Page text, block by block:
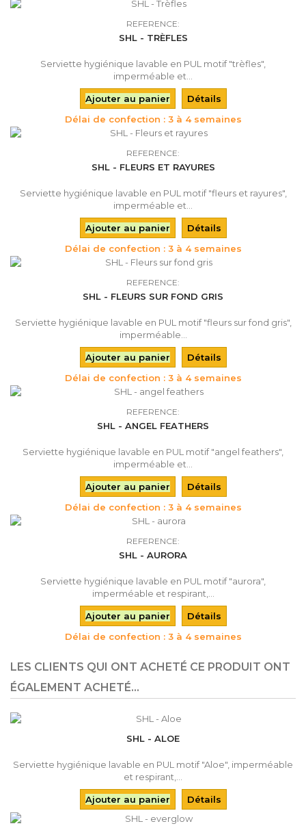
REFERENCE:
SHL - TRÈFLES
Serviette hygiénique lavable en PUL motif "trèfles",
imperméable et...
Ajouter au panier
Détails
Délai de confection : 3 à 4 semaines
REFERENCE:
SHL - FLEURS ET RAYURES
Serviette hygiénique lavable en PUL motif "fleurs et rayures",
imperméable et...
Ajouter au panier
Détails
Délai de confection : 3 à 4 semaines
REFERENCE:
SHL - FLEURS SUR FOND GRIS
Serviette hygiénique lavable en PUL motif "fleurs sur fond gris",
imperméable...
Ajouter au panier
Détails
Délai de confection : 3 à 4 semaines
REFERENCE:
SHL - ANGEL FEATHERS
Serviette hygiénique lavable en PUL motif "angel feathers",
imperméable et...
Ajouter au panier
Détails
Délai de confection : 3 à 4 semaines
REFERENCE:
SHL - AURORA
Serviette hygiénique lavable en PUL motif "aurora",
imperméable et respirant,...
Ajouter au panier
Détails
Délai de confection : 3 à 4 semaines
LES CLIENTS QUI ONT ACHETÉ CE PRODUIT ONT
ÉGALEMENT ACHETÉ...
SHL - ALOE
Serviette hygiénique lavable en PUL motif "Aloe", imperméable
et respirant,...
Ajouter au panier Détails